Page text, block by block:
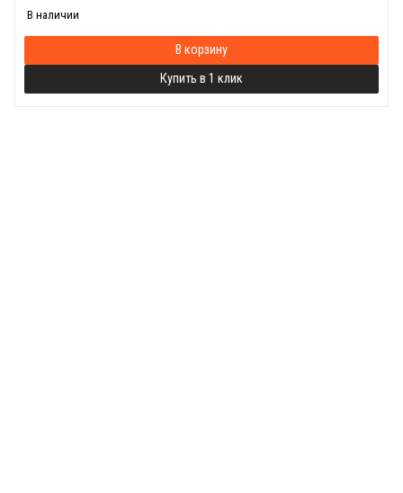
В наличии
В корзину
Купить в 1 клик